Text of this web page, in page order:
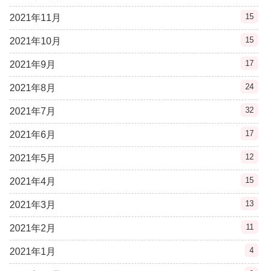
2021年11月 15
2021年10月 15
2021年9月 17
2021年8月 24
2021年7月 32
2021年6月 17
2021年5月 12
2021年4月 15
2021年3月 13
2021年2月 11
2021年1月 4